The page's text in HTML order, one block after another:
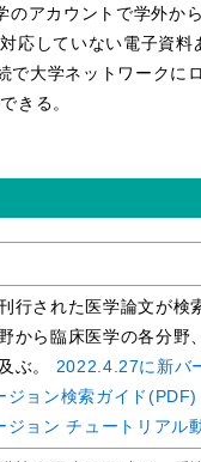
のアカウントで学外か
応していない電子資料
で大学ネットワークに
きる。
行された医学論文が検
から臨床医学の各分野
ぶ。 2022.4.27に新バ
ジョン検索ガイド(PDF)
ジョン チュートリアル